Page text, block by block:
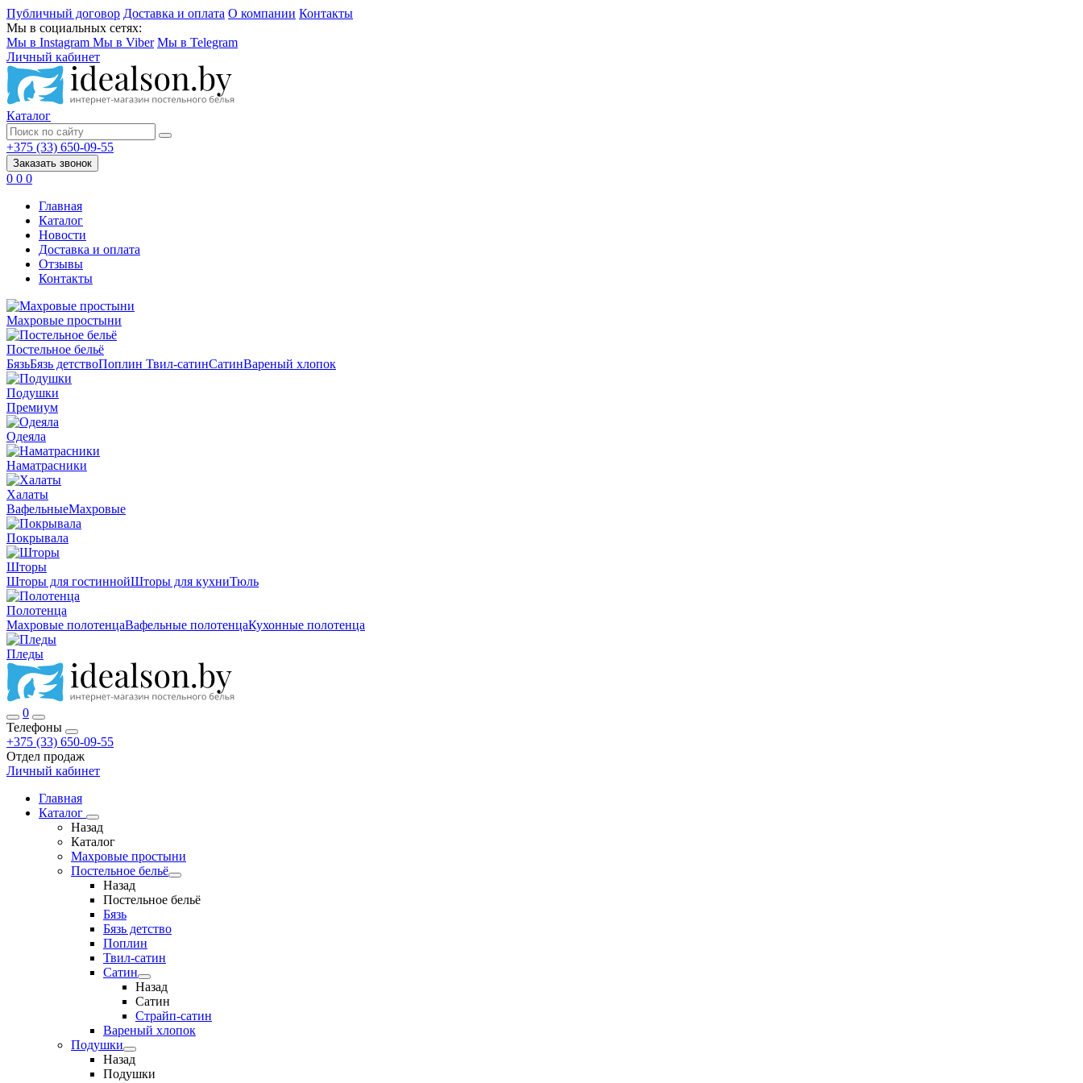
Публичный договор Доставка и оплата О компании Контакты
Мы в социальных сетях:
Мы в Instagram Мы в Viber Мы в Telegram
Личный кабинет
Каталог
+375 (33) 650-09-55
Заказать звонок
0 0 0
Главная
Каталог
Новости
Доставка и оплата
Отзывы
Контакты
Махровые простыни
Постельное бельё
БязьБязь детствоПоплин Твил-сатинСатинВареный хлопок
Подушки
Премиум
Одеяла
Наматрасники
Халаты
ВафельныеМахровые
Покрывала
Шторы
Шторы для гостиннойШторы для кухниТюль
Полотенца
Махровые полотенцаВафельные полотенцаКухонные полотенца
Пледы
0
Телефоны
+375 (33) 650-09-55
Отдел продаж
Личный кабинет
Главная
Каталог
Назад
Каталог
Махровые простыни
Постельное бельё
Назад
Постельное бельё
Бязь
Бязь детство
Поплин
Твил-сатин
Сатин
Назад
Сатин
Страйп-сатин
Вареный хлопок
Подушки
Назад
Подушки